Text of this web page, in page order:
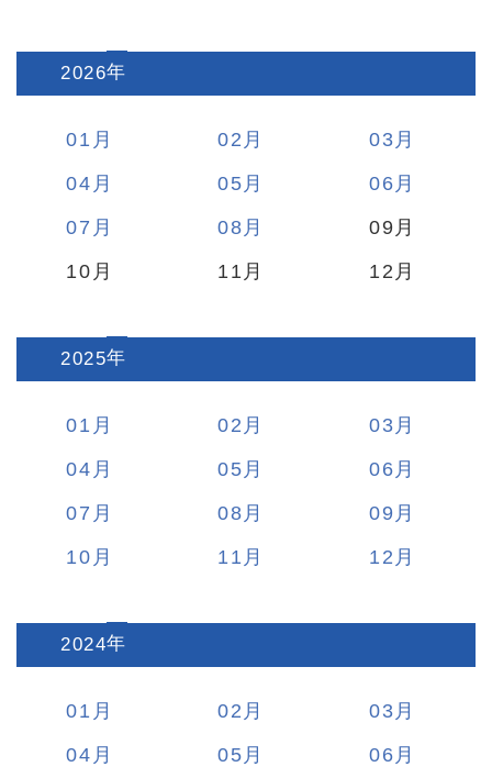
2026:
01 02
03
04
05
06
07
08
09
10
11 12
2025:
01 02
03
04
05
06
07
08
09
10
11 12
2024:
01 02
03
04
05
06